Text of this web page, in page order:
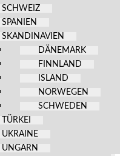
SCHWEIZ
SPANIEN
SKANDINAVIEN
DÄNEMARK
FINNLAND
ISLAND
NORWEGEN
SCHWEDEN
TÜRKEI
UKRAINE
UNGARN